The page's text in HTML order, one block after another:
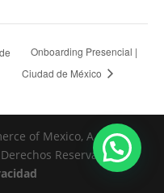
Onboarding Presencial |
Ciudad de México
of Mexico, A. C. |
Reservados |